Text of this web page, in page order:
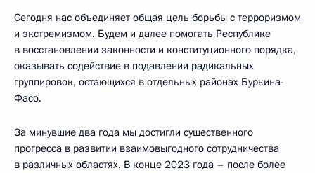
Сегодня нас объединяет общая цель борьбы с терроризмом
и экстремизмом. Будем и далее помогать Республике
в восстановлении законности и конституционного порядка,
оказывать содействие в подавлении радикальных
группировок, остающихся в отдельных районах Буркина-
Фасо.
За минувшие два года мы достигли существенного
прогресса в развитии взаимовыгодного сотрудничества
в различных областях. В конце 2023 года – после более